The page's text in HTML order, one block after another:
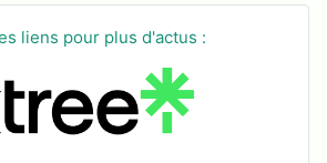
liens pour plus d'actus :